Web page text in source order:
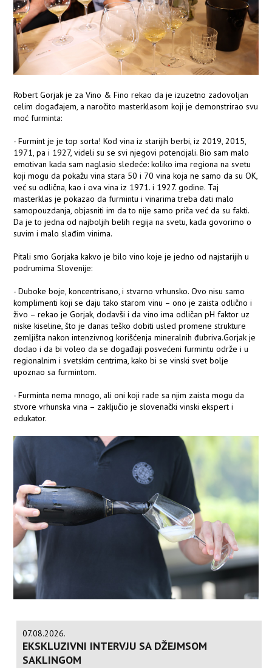
Robert Gorjak je za Vino & Fino rekao da je izuzetno zadovoljan
celim događajem, a naročito masterklasom koji je demonstrirao svu
moć furminta:
- Furmint je je top sorta! Kod vina iz starijih berbi, iz 2019, 2015,
1971, pa i 1927, videli su se svi njegovi potencijali. Bio sam malo
emotivan kada sam naglasio sledeće: koliko ima regiona na svetu
koji mogu da pokažu vina stara 50 i 70 vina koja ne samo da su OK,
već su odlična, kao i ova vina iz 1971. i 1927. godine. Taj
masterklas je pokazao da furmintu i vinarima treba dati malo
samopouzdanja, objasniti im da to nije samo priča već da su fakti.
Da je to jedna od najboljih belih regija na svetu, kada govorimo o
suvim i malo slađim vinima.
Pitali smo Gorjaka kakvo je bilo vino koje je jedno od najstarijih u
podrumima Slovenije:
- Duboke boje, koncentrisano, i stvarno vrhunsko. Ovo nisu samo
komplimenti koji se daju tako starom vinu – ono je zaista odlično i
živo – rekao je Gorjak, dodavši i da vino ima odličan pH faktor uz
niske kiseline, što je danas teško dobiti usled promene strukture
zemljišta nakon intenzivnog korišćenja mineralnih đubriva.Gorjak je
dodao i da bi voleo da se događaji posvećeni furmintu održe i u
regionalnim i svetskim centrima, kako bi se vinski svet bolje
upoznao sa furmintom.
- Furminta nema mnogo, ali oni koji rade sa njim zaista mogu da
stvore vrhunska vina – zaključio je slovenački vinski ekspert i
edukator.
07.08.2026.
EKSKLUZIVNI INTERVJU SA DŽEJMSOM
SAKLINGOM